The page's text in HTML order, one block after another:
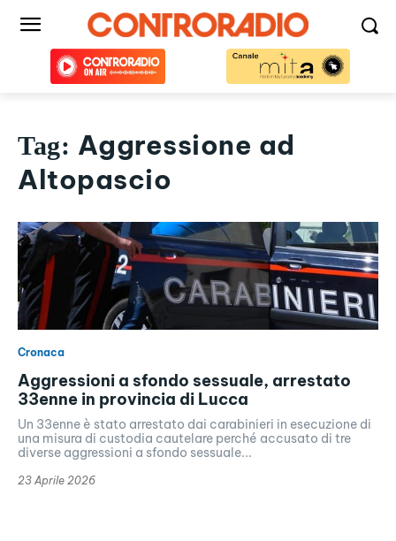
Tag: Aggressione ad
Altopascio
Cronaca
Aggressioni a sfondo sessuale, arrestato
33enne in provincia di Lucca
Un 33enne è stato arrestato dai carabinieri in esecuzione di
una misura di custodia cautelare perché accusato di tre
diverse aggressioni a sfondo sessuale...
23 Aprile 2026